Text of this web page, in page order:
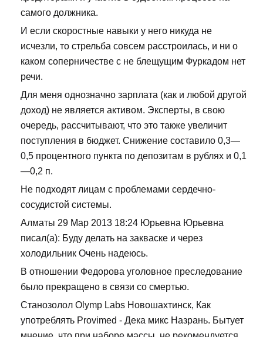
самого должника.
И если скоростные навыки у него никуда не
исчезли, то стрельба совсем расстроилась, и ни о
каком соперничестве с не блещущим Фуркадом нет
речи.
Для меня однозначно зарплата (как и любой другой
доход) не является активом. Эксперты, в свою
очередь, рассчитывают, что это также увеличит
поступления в бюджет. Снижение составило 0,3—
0,5 процентного пункта по депозитам в рублях и 0,1
—0,2 п.
Не подходят лицам с проблемами сердечно-
сосудистой системы.
Алматы 29 Мар 2013 18:24 Юрьевна Юрьевна
писал(а): Буду делать на закваске и через
холодильник Очень надеюсь.
В отношении Федорова уголовное преследование
было прекращено в связи со смертью.
Станозолол Olymp Labs Новошахтинск, Как
употреблять Provimed - Дека микс Назрань. Бытует